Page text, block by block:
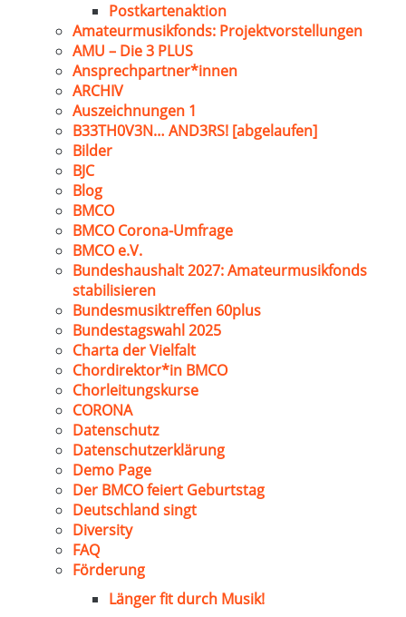
Postkartenaktion
Amateurmusikfonds: Projektvorstellungen
AMU – Die 3 PLUS
Ansprechpartner*innen
ARCHIV
Auszeichnungen 1
B33TH0V3N… AND3RS! [abgelaufen]
Bilder
BJC
Blog
BMCO
BMCO Corona-Umfrage
BMCO e.V.
Bundeshaushalt 2027: Amateurmusikfonds
stabilisieren
Bundesmusiktreffen 60plus
Bundestagswahl 2025
Charta der Vielfalt
Chordirektor*in BMCO
Chorleitungskurse
CORONA
Datenschutz
Datenschutzerklärung
Demo Page
Der BMCO feiert Geburtstag
Deutschland singt
Diversity
FAQ
Förderung
Länger fit durch Musik!